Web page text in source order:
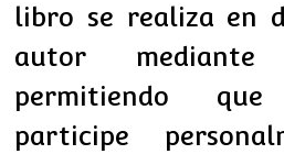
libro se realiza en
autor mediante
permitiendo
participe